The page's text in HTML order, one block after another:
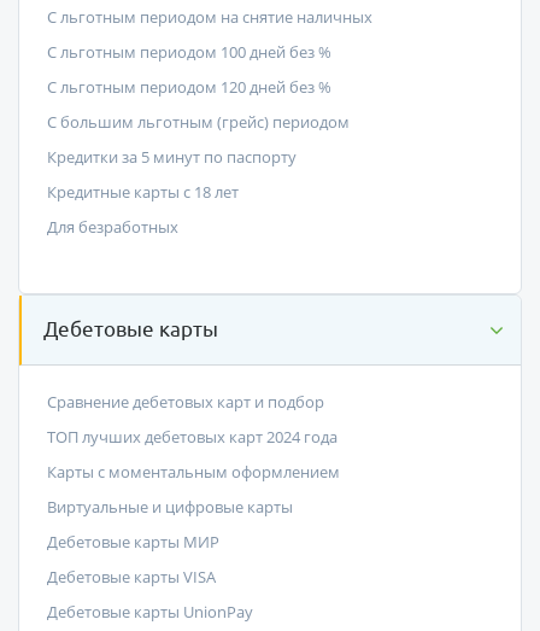
С льготным периодом на снятие наличных
С льготным периодом 100 дней без %
С льготным периодом 120 дней без %
С большим льготным (грейс) периодом
Кредитки за 5 минут по паспорту
Кредитные карты с 18 лет
Для безработных
Дебетовые карты
Сравнение дебетовых карт и подбор
ТОП лучших дебетовых карт 2024 года
Карты с моментальным оформлением
Виртуальные и цифровые карты
Дебетовые карты МИР
Дебетовые карты VISA
Дебетовые карты UnionPay